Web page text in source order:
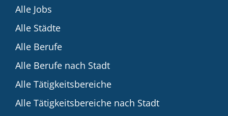
Alle Jobs
Alle Städte
Alle Berufe
Alle Berufe nach Stadt
Alle Tätigkeitsbereiche
Alle Tätigkeitsbereiche nach Stadt